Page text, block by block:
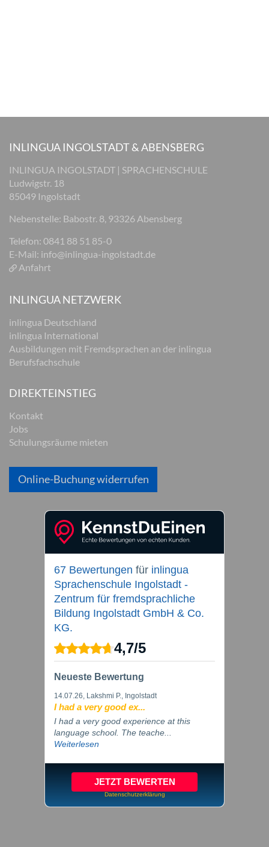
INLINGUA INGOLSTADT & ABENSBERG
INLINGUA INGOLSTADT | SPRACHENSCHULE
Ludwigstr. 18
85049 Ingolstadt
Nebenstelle: Babostr. 8, 93326 Abensberg
Telefon: 0841 88 51 85-0
E-Mail: info@inlingua-ingolstadt.de
Anfahrt
INLINGUA NETZWERK
inlingua Deutschland
inlingua International
Ausbildungen mit Fremdsprachen an der inlingua
Berufsfachschule
DIREKTEINSTIEG
Kontakt
Jobs
Schulungsräume mieten
Online-Buchung widerrufen
67 Bewertungen für inlingua
Sprachenschule Ingolstadt -
Zentrum für fremdsprachliche
Bildung Ingolstadt GmbH & Co.
KG.
4,7/5
Neueste Bewertung
14.07.26, Lakshmi P., Ingolstadt
I had a very good ex...
I had a very good experience at this
language school. The teache...
Weiterlesen
JETZT BEWERTEN
Datenschutzerklärung